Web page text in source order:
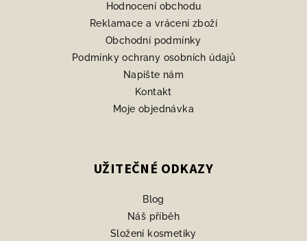
Hodnocení obchodu
Reklamace a vrácení zboží
Obchodní podmínky
Podmínky ochrany osobních údajů
Napište nám
Kontakt
Moje objednávka
UŽITEČNÉ ODKAZY
Blog
Náš příběh
Složení kosmetiky